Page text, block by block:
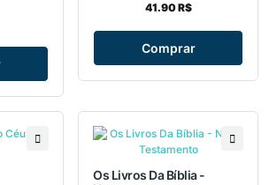
41.90 R$
Comprar
Os Livros Da Bíblia -